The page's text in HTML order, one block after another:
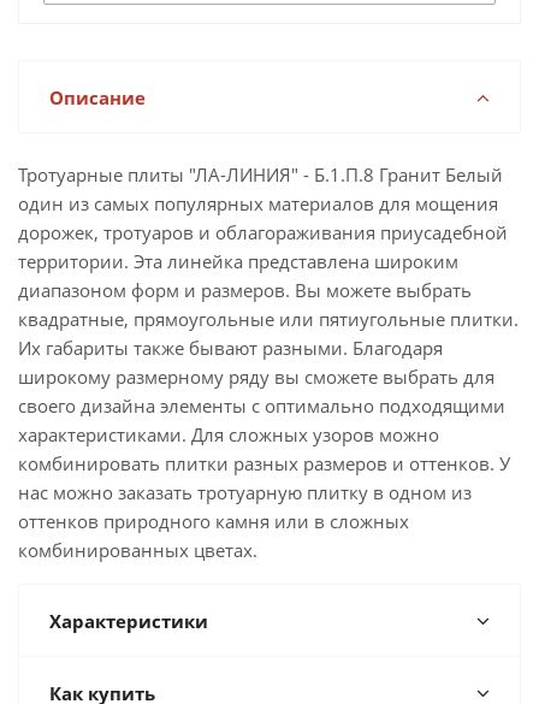
Описание
Тротуарные плиты "ЛА-ЛИНИЯ" - Б.1.П.8 Гранит Белый
один из самых популярных материалов для мощения
дорожек, тротуаров и облагораживания приусадебной
территории. Эта линейка представлена широким
диапазоном форм и размеров. Вы можете выбрать
квадратные, прямоугольные или пятиугольные плитки.
Их габариты также бывают разными. Благодаря
широкому размерному ряду вы сможете выбрать для
своего дизайна элементы с оптимально подходящими
характеристиками. Для сложных узоров можно
комбинировать плитки разных размеров и оттенков. У
нас можно заказать тротуарную плитку в одном из
оттенков природного камня или в сложных
комбинированных цветах.
Характеристики
Как купить